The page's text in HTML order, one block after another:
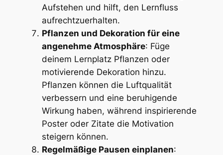
Aufstehen und hilft, den Lernfluss
aufrechtzuerhalten.
Pflanzen und Dekoration für eine
angenehme Atmosphäre: Füge
deinem Lernplatz Pflanzen oder
motivierende Dekoration hinzu.
Pflanzen können die Luftqualität
verbessern und eine beruhigende
Wirkung haben, während inspirierende
Poster oder Zitate die Motivation
steigern können.
Regelmäßige Pausen einplanen: